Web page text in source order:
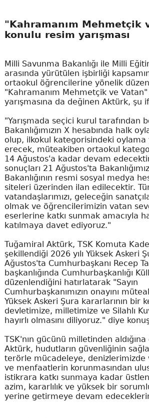
"Kahramanım Mehmetçik
konulu resim yarışması
Milli Savunma Bakanlığı ile Milli
arasında yürütülen işbirliği
ortaokul öğrencilerine yönelik
"Kahramanım Mehmetçik ve
yarışmasına da değinen Aktürk, şu
"Yarışmada seçici kurul tarafından
Bakanlığımızın X hesabında halk
olup, ilkokul kategorisindeki oylama
erecek, müteakiben ortaokul
14 Ağustos'a kadar devam
sonuçları 21 Ağustos'ta
Bakanlığının resmi sosyal medya
siteleri üzerinden ilan edilecektir.
vatandaşlarımızı, geleceğin
olmak ve öğrencilerimizin vatan
eserlerine katkı sunmak amacıyla
katılmaya davet ediyoruz."
Tuğamiral Aktürk, TSK Komuta
şekillendiği 2026 yılı Yüksek Askeri
Ağustos'ta Cumhurbaşkanı Recep
başkanlığında Cumhurbaşkanlığı
düzenlendiğini hatırlatarak "Sayın
Cumhurbaşkanımızın onayını
Yüksek Askeri Şura kararlarının bir
devletimize, milletimize ve Silahlı
hayırlı olmasını diliyoruz." diye
TSK'nın gücünü milletinden
Aktürk, hudutların güvenliğinin
terörle mücadeleye, denizlerimizde
ve menfaatlerin korunmasından
istikrara katkı sunmaya kadar
azim, kararlılık ve yüksek bir
yerine getirmeye devam